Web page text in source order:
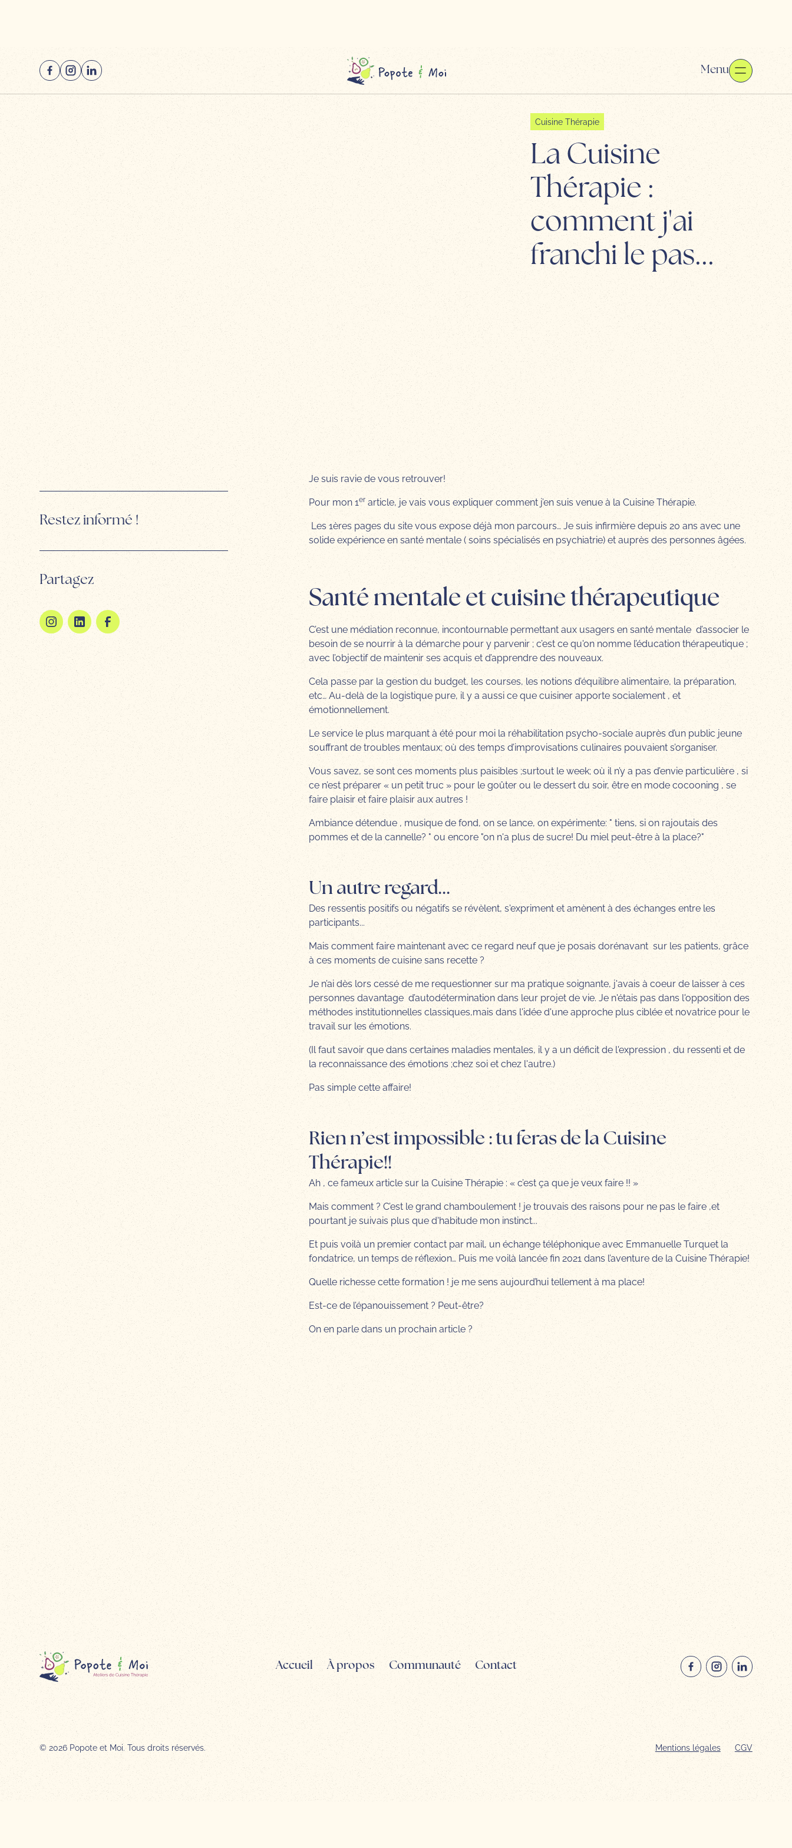
Menu
Cuisine Thérapie
La Cuisine
Thérapie :
comment j'ai
franchi le pas...
Restez informé !
Partagez
Je suis ravie de vous retrouver!
Pour mon 1erarticle, je vais vous expliquer comment j’en suis venue à la Cuisine Thérapie.
Les 1ères pages du site vous expose déjà mon parcours… Je suis infirmière depuis 20 ans avec une
solide expérience en santé mentale ( soins spécialisés en psychiatrie) et auprès des personnes âgées.
Santé mentale et cuisine thérapeutique
C’est une médiation reconnue, incontournable permettant aux usagers en santé mentale d’associer le
besoin de se nourrir à la démarche pour y parvenir ; c’est ce qu'on nomme l’éducation thérapeutique ;
avec l’objectif de maintenir ses acquis et d’apprendre des nouveaux.
Cela passe par la gestion du budget, les courses, les notions d’équilibre alimentaire, la préparation,
etc… Au-delà de la logistique pure, il y a aussi ce que cuisiner apporte socialement , et
émotionnellement.
Le service le plus marquant à été pour moi la réhabilitation psycho-sociale auprès d’un public jeune
souffrant de troubles mentaux; où des temps d’improvisations culinaires pouvaient s’organiser.
Vous savez, se sont ces moments plus paisibles ;surtout le week; où il n’y a pas d’envie particulière , si
ce n’est préparer « un petit truc » pour le goûter ou le dessert du soir, être en mode cocooning , se
faire plaisir et faire plaisir aux autres !
Ambiance détendue , musique de fond, on se lance, on expérimente: " tiens, si on rajoutais des
pommes et de la cannelle? " ou encore "on n'a plus de sucre! Du miel peut-être à la place?"
Un autre regard...
Des ressentis positifs ou négatifs se révèlent, s'expriment et amènent à des échanges entre les
participants...
Mais comment faire maintenant avec ce regard neuf que je posais dorénavant sur les patients, grâce
à ces moments de cuisine sans recette ?
Je n’ai dès lors cessé de me requestionner sur ma pratique soignante, j'avais à coeur de laisser à ces
personnes davantage d’autodétermination dans leur projet de vie. Je n'étais pas dans l'opposition des
méthodes institutionnelles classiques,mais dans l'idée d'une approche plus ciblée et novatrice pour le
travail sur les émotions.
(Il faut savoir que dans certaines maladies mentales, il y a un déficit de l'expression , du ressenti et de
la reconnaissance des émotions ;chez soi et chez l'autre.)
Pas simple cette affaire!
Rien n’est impossible : tu feras de la Cuisine
Thérapie!!
Ah , ce fameux article sur la Cuisine Thérapie : « c’est ça que je veux faire !! »
Mais comment ? C’est le grand chamboulement ! je trouvais des raisons pour ne pas le faire ,et
pourtant je suivais plus que d'habitude mon instinct...
Et puis voilà un premier contact par mail, un échange téléphonique avec Emmanuelle Turquet la
fondatrice, un temps de réflexion… Puis me voilà lancée fin 2021 dans l’aventure de la Cuisine Thérapie!
Quelle richesse cette formation ! je me sens aujourd’hui tellement à ma place!
Est-ce de l’épanouissement ? Peut-être?
On en parle dans un prochain article ?
Accueil À propos Communauté Contact
© 2026 Popote et Moi. Tous droits réservés. Mentions légales CGV